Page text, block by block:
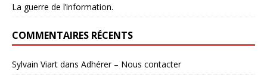
La guerre de l’information.
COMMENTAIRES RÉCENTS
Sylvain Viart dans Adhérer – Nous contacter